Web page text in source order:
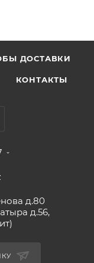
ДОСТАВКИ
КОНТАКТЫ
д.80
д.56,